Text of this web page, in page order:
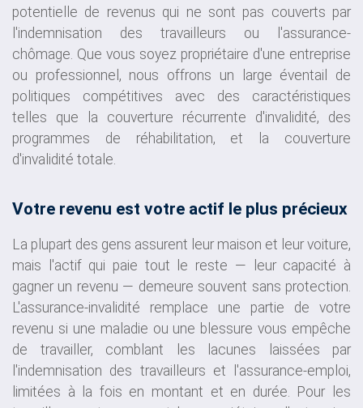
potentielle de revenus qui ne sont pas couverts par
l'indemnisation des travailleurs ou l'assurance-
chômage. Que vous soyez propriétaire d'une entreprise
ou professionnel, nous offrons un large éventail de
politiques compétitives avec des caractéristiques
telles que la couverture récurrente d'invalidité, des
programmes de réhabilitation, et la couverture
d'invalidité totale.
Votre revenu est votre actif le plus précieux
La plupart des gens assurent leur maison et leur voiture,
mais l'actif qui paie tout le reste — leur capacité à
gagner un revenu — demeure souvent sans protection.
L'assurance-invalidité remplace une partie de votre
revenu si une maladie ou une blessure vous empêche
de travailler, comblant les lacunes laissées par
l'indemnisation des travailleurs et l'assurance-emploi,
limitées à la fois en montant et en durée. Pour les